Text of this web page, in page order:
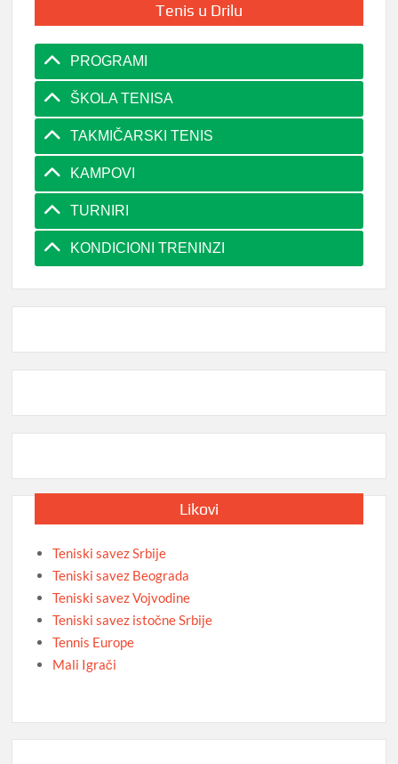
Tenis u Drilu
PROGRAMI
ŠKOLA TENISA
TAKMIČARSKI TENIS
KAMPOVI
TURNIRI
KONDICIONI TRENINZI
Likovi
Teniski savez Srbije
Teniski savez Beograda
Teniski savez Vojvodine
Teniski savez istočne Srbije
Tennis Europe
Mali Igrači